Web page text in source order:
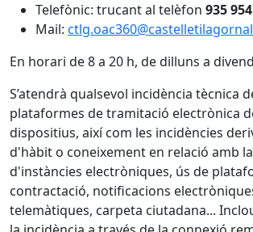
Telefònic: trucant al telèfon 935
Mail:
En horari de 8 a 20 h, de dilluns a
S’atendrà qualsevol incidència tècnica
plataformes de tramitació electrònica
dispositius, així com les incidències
d'hàbit o coneixement en relació amb
d'instàncies electròniques, ús de
contractació, notificacions
telemàtiques, carpeta ciutadana...